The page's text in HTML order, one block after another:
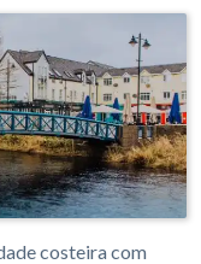
costeira com